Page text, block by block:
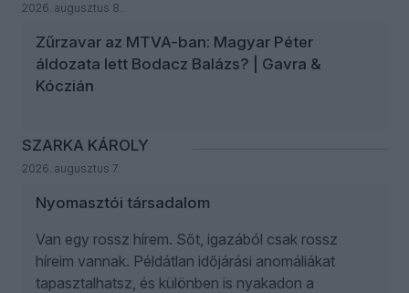
2026. augusztus 8.
Zűrzavar az MTVA-ban: Magyar Péter
áldozata lett Bodacz Balázs? | Gavra &
Kóczián
SZARKA KÁROLY
2026. augusztus 7.
Nyomasztói társadalom
Van egy rossz hírem. Sőt, igazából csak rossz
híreim vannak. Példátlan időjárási anomáliákat
tapasztalhatsz, és különben is nyakadon a